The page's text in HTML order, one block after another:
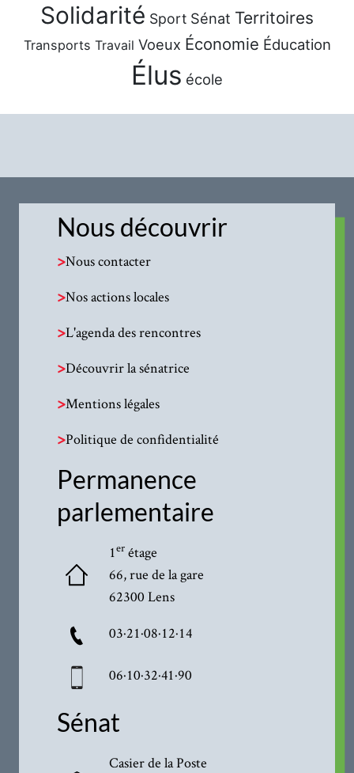
Solidarité Sport Sénat Territoires
Transports Travail Voeux Économie Éducation
Élus école
Nous découvrir
>Nous contacter
>Nos actions locales
>L'agenda des rencontres
>Découvrir la sénatrice
>Mentions légales
>Politique de confidentialité
Permanence
parlementaire
1erétage
66, rue de la gare
62300 Lens
03·21·08·12·14
06·10·32·41·90
Sénat
Casier de la Poste